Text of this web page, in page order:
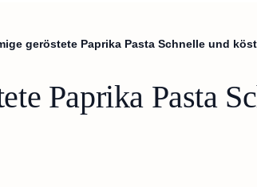
geröstete Paprika Pasta Schnelle und
Paprika Pasta